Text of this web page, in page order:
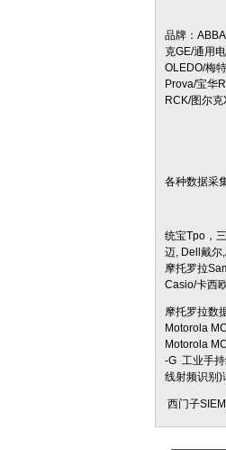
品牌：
克GE/通用
OLEDO/梅
Prova/宝华
RCK/图尔
各种数据采
统宝Tpo，
迈, Dell戴尔
摩托罗拉
Casio/卡西
摩托罗拉数
Motorola
Motorola
-G 工业手
线射频识别)
西门子